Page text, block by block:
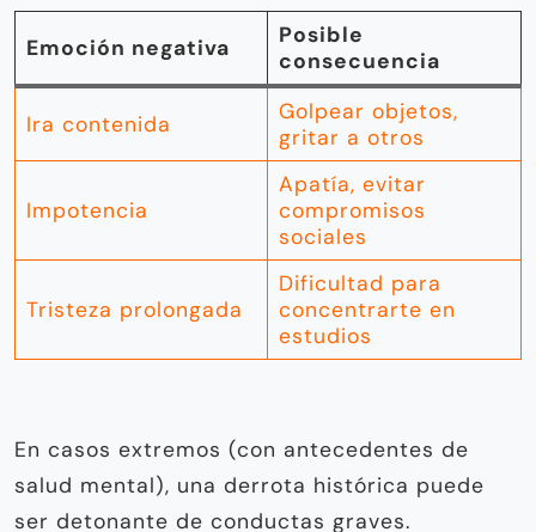
Emoción negativa
Posible
consecuencia
Ira contenida
Golpear objetos,
gritar a otros
Impotencia
Apatía, evitar
compromisos
sociales
Tristeza prolongada
Dificultad para
concentrarte en
estudios
En casos extremos (con antecedentes de
salud mental), una derrota histórica puede
ser detonante de conductas graves.